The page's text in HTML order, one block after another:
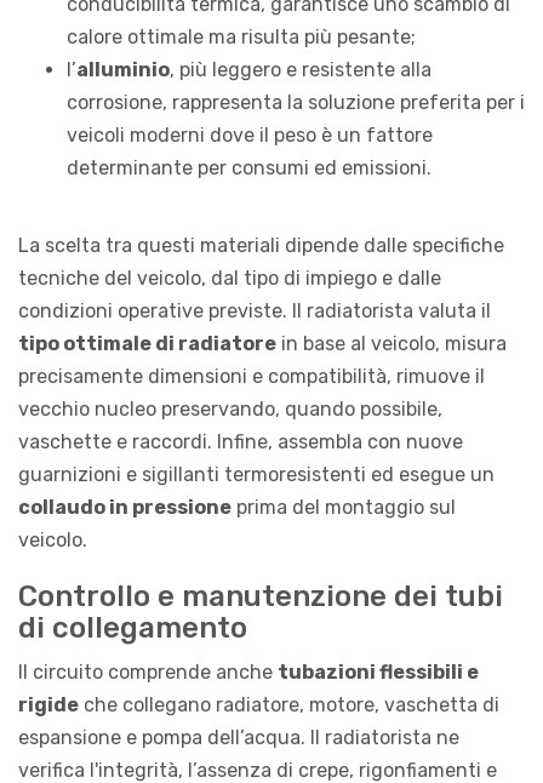
calore ottimale ma risulta più pesante;
l’alluminio, più leggero e resistente alla
corrosione, rappresenta la soluzione preferita per i
veicoli moderni dove il peso è un fattore
determinante per consumi ed emissioni.
La scelta tra questi materiali dipende dalle specifiche
tecniche del veicolo, dal tipo di impiego e dalle
condizioni operative previste. Il radiatorista valuta il
tipo ottimale di radiatore in base al veicolo, misura
precisamente dimensioni e compatibilità, rimuove il
vecchio nucleo preservando, quando possibile,
vaschette e raccordi. Infine, assembla con nuove
guarnizioni e sigillanti termoresistenti ed esegue un
collaudo in pressione prima del montaggio sul
veicolo.
Controllo e manutenzione dei tubi
di collegamento
Il circuito comprende anche tubazioni flessibili e
rigide che collegano radiatore, motore, vaschetta di
espansione e pompa dell’acqua. Il radiatorista ne
verifica l'integrità, l’assenza di crepe, rigonfiamenti e